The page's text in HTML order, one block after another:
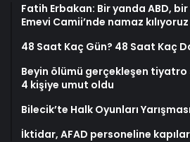
Fatih Erbakan: Bir yanda ABD,
Emevi Camii’nde namaz kılıyoruz
48 Saat Kaç Gün? 48 Saat Kaç
Beyin ölümü gerçekleşen tiyatro
4 kişiye umut oldu
Bilecik’te Halk Oyunları
İktidar, AFAD personeline